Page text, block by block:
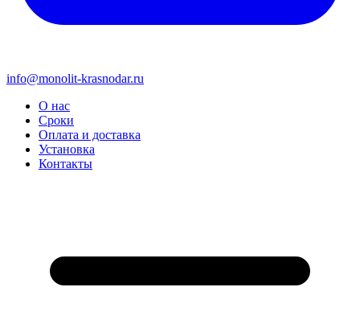
info@monolit-krasnodar.ru
О нас
Сроки
Оплата и доставка
Установка
Контакты